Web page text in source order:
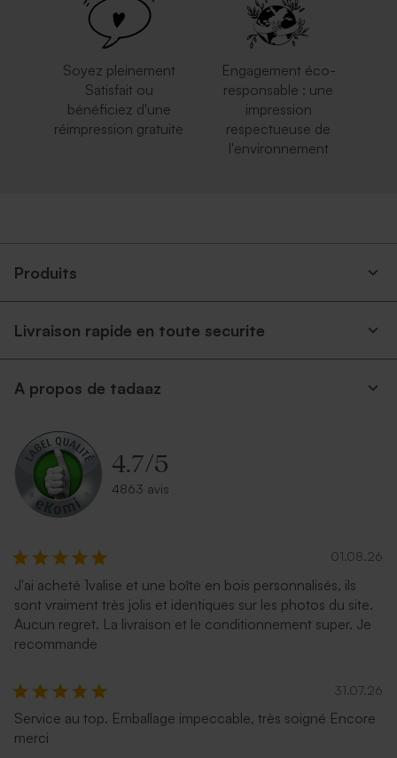
Soyez pleinement
Satisfait ou
bénéficiez d'une
réimpression gratuite
Engagement éco-
responsable : une
impression
respectueuse de
l'environnement
Produits
Livraison rapide en toute securite
A propos de tadaaz
4.7/5
4863 avis
01.08.26
J'ai acheté 1valise et une boîte en bois personnalisés, ils
sont vraiment très jolis et identiques sur les photos du site.
Aucun regret. La livraison et le conditionnement super. Je
recommande
31.07.26
Service au top. Emballage impeccable, très soigné Encore
merci